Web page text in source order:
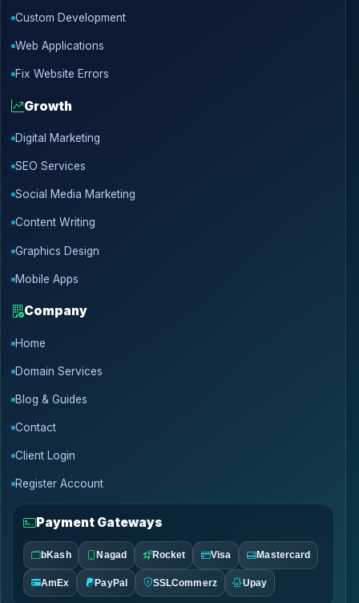
Custom Development
Web Applications
Fix Website Errors
Growth
Digital Marketing
SEO Services
Social Media Marketing
Content Writing
Graphics Design
Mobile Apps
Company
Home
Domain Services
Blog & Guides
Contact
Client Login
Register Account
Payment Gateways
bKash Nagad Rocket Visa Mastercard
AmEx PayPal SSLCommerz Upay